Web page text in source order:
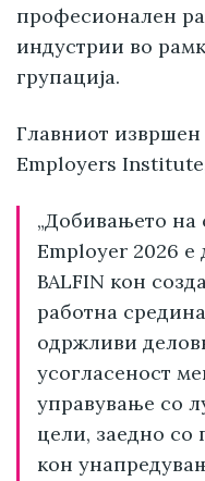
професионален
индустрии во
групација.
Главниот
Employers
„Добивањето на
Employer 2026 е
BALFIN кон
работна
одржливи
усогласеност
управување со
цели, заедно со
кон